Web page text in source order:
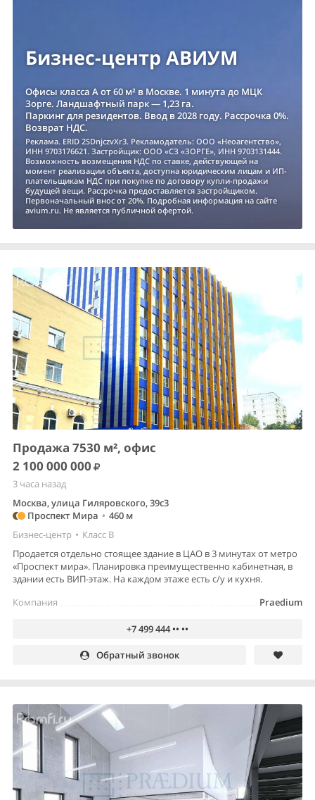
Бизнес-центр АВИУМ
Офисы класса А от 60 м² в Москве. 1 минута до МЦК
Зорге. Ландшафтный парк — 1,23 га.
Паркинг для резидентов. Ввод в 2028 году. Рассрочка 0%.
Возврат НДС.
Реклама. ERID 2SDnjczvXr3. Рекламодатель: ООО «Неоагентство»,
ИНН 9703176621. Застройщик: ООО «СЗ «ЗОРГЕ», ИНН 9703131444.
Возможность возмещения НДС по ставке, действующей на
момент реализации объекта, доступна юридическим лицам и ИП-
плательщикам НДС при покупке по договору купли-продажи
будущей вещи. Рассрочка предоставляется застройщиком.
Первоначальный внос от 20%. Подробная информация на сайте
avium.ru. Не является публичной офертой.
Продажа 7530 м², офис
2 100 000 000
3 часа назад
Москва, улица Гиляровского, 39с3
Проспект Мира • 460 м
Бизнес-центр • Класс B
Продается отдельно стоящее здание в ЦАО в 3 минутах от метро
«Проспект мира». Планировка преимущественно кабинетная, в
здании есть ВИП-этаж. На каждом этаже есть с/у и кухня.
Praedium
Компания
+7 499 444 •• ••
Обратный звонок